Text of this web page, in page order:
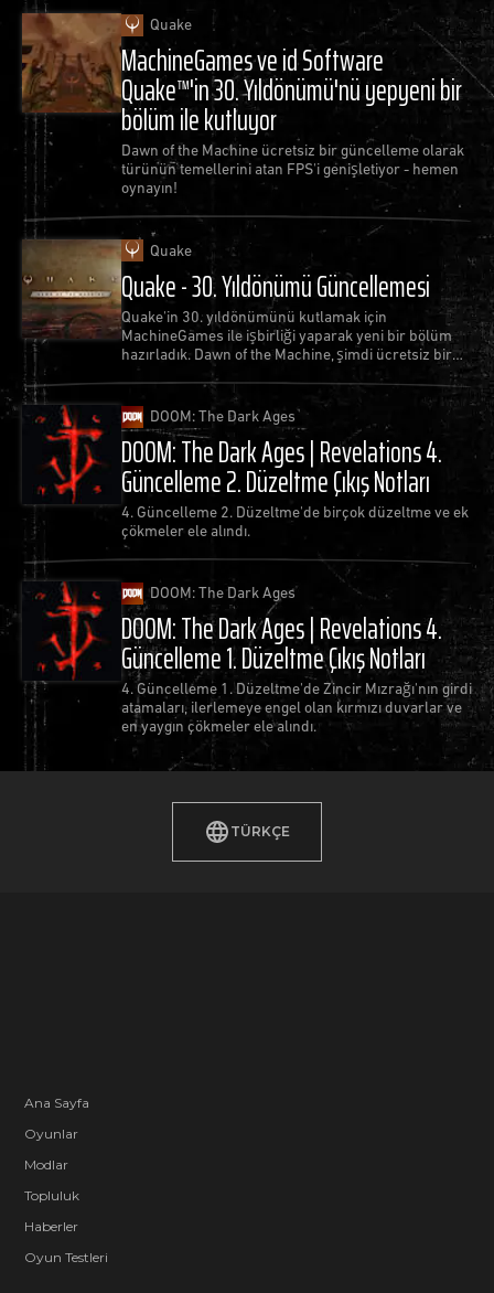
Quake
MachineGames ve id Software
Quake™'in 30. Yıldönümü'nü yepyeni bir
bölüm ile kutluyor
Dawn of the Machine ücretsiz bir güncelleme olarak
türünün temellerini atan FPS'i genişletiyor - hemen
oynayın!
Quake
Quake - 30. Yıldönümü Güncellemesi
Quake'in 30. yıldönümünü kutlamak için
MachineGames ile işbirliği yaparak yeni bir bölüm
hazırladık. Dawn of the Machine, şimdi ücretsiz bir
güncelleme olarak mevcut!
DOOM: The Dark Ages
DOOM: The Dark Ages | Revelations 4.
Güncelleme 2. Düzeltme Çıkış Notları
4. Güncelleme 2. Düzeltme'de birçok düzeltme ve ek
çökmeler ele alındı.
DOOM: The Dark Ages
DOOM: The Dark Ages | Revelations 4.
Güncelleme 1. Düzeltme Çıkış Notları
4. Güncelleme 1. Düzeltme'de Zincir Mızrağı'nın girdi
atamaları, ilerlemeye engel olan kırmızı duvarlar ve
en yaygın çökmeler ele alındı.
TÜRKÇE
Ana Sayfa
Oyunlar
Modlar
Topluluk
Haberler
Oyun Testleri